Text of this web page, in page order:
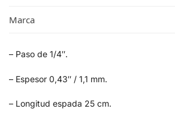
Marca
– Paso de 1/4″.
– Espesor 0,43″ / 1,1 mm.
– Longitud espada 25 cm.